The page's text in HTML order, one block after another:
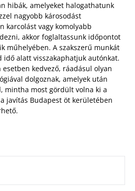
hibák, amelyeket halogathatunk
nagyobb károsodást
karcolást vagy komolyabb
akkor foglaltassunk időpontot
műhelyében. A szakszerű munkát
idő alatt visszakaphatjuk autónkat.
kedvező, ráadásul olyan
dolgoznak, amelyek után
mintha most gördült volna ki a
javítás Budapest öt kerületében